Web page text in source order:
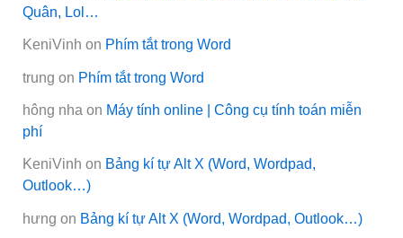
Quân, Lol…
KeniVinh on Phím tắt trong Word
trung on Phím tắt trong Word
hông nha on Máy tính online | Công cụ tính toán miễn
phí
KeniVinh on Bảng kí tự Alt X (Word, Wordpad,
Outlook…)
hưng on Bảng kí tự Alt X (Word, Wordpad, Outlook…)